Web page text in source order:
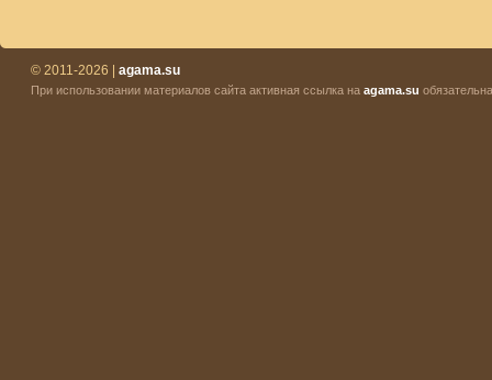
© 2011-2026 | agama.su
При использовании материалов сайта активная ссылка на agama.su